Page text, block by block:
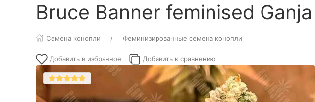
Bruce Banner feminised
Семена конопли Феминизированные семена конопли
Добавить в избранное Добавить к сравнению